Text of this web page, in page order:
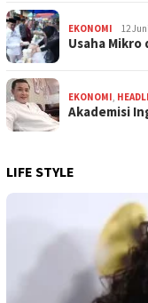
EKONOMI 12
Usaha
EKONOMI,
Akademisi
LIFE STYLE